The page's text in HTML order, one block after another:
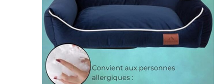
taille. La tolérance
des dimensions
est d'environ 5%.
Les dimensions
indiquées sont les
tout - les
dimensions